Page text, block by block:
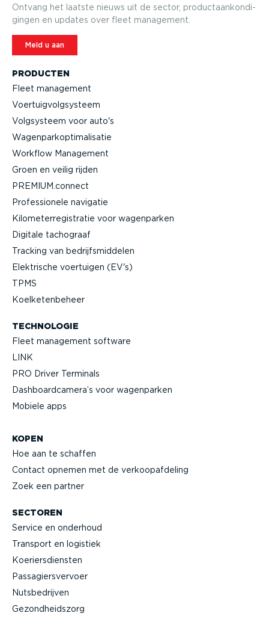
PRODUCTEN
Fleet management
Voertuig­volg­systeem
Volgsysteem voor auto's
Wagen­par­kop­ti­ma­li­satie
Workflow Management
Groen en veilig rijden
PREMIUM.connect
Profes­si­onele navigatie
Kilome­ter­re­gi­stratie voor wagenparken
Digitale tachograaf
Tracking van bedrijfs­mid­delen
Elektrische voertuigen (EV's)
TPMS
Koelke­ten­beheer
TECHNOLOGIE
Fleet management software
LINK
PRO Driver Terminals
Dashboard­camera’s voor wagenparken
Mobiele apps
KOPEN
Hoe aan te schaffen
Contact opnemen met de verkoop­af­deling
Zoek een partner
SECTOREN
Service en onderhoud
Transport en logistiek
Koeriers­diensten
Passa­giers­vervoer
Nutsbe­drijven
Gezond­heidszorg
Ontvang het laatste nieuws uit de sector, product­aan­kon­di­
gingen en updates over fleet management.
Meld u aan